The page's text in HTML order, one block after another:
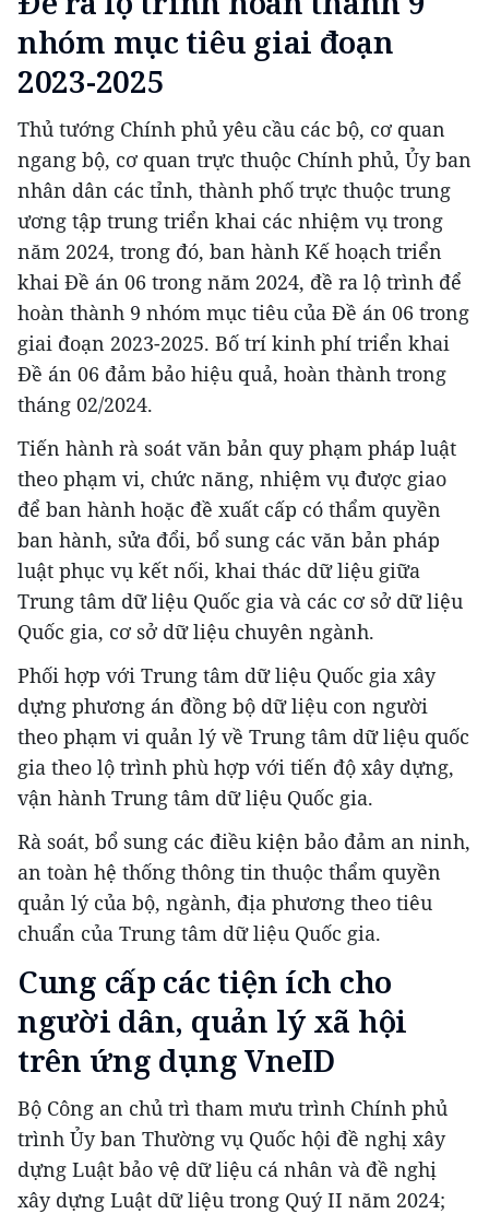
nhóm mục tiêu giai đoạn
2023-2025
Thủ tướng Chính phủ yêu cầu các bộ, cơ quan
ngang bộ, cơ quan trực thuộc Chính phủ, Ủy ban
nhân dân các tỉnh, thành phố trực thuộc trung
ương tập trung triển khai các nhiệm vụ trong
năm 2024, trong đó, ban hành Kế hoạch triển
khai Đề án 06 trong năm 2024, đề ra lộ trình để
hoàn thành 9 nhóm mục tiêu của Đề án 06 trong
giai đoạn 2023-2025. Bố trí kinh phí triển khai
Đề án 06 đảm bảo hiệu quả, hoàn thành trong
tháng 02/2024.
Tiến hành rà soát văn bản quy phạm pháp luật
theo phạm vi, chức năng, nhiệm vụ được giao
để ban hành hoặc đề xuất cấp có thẩm quyền
ban hành, sửa đổi, bổ sung các văn bản pháp
luật phục vụ kết nối, khai thác dữ liệu giữa
Trung tâm dữ liệu Quốc gia và các cơ sở dữ liệu
Quốc gia, cơ sở dữ liệu chuyên ngành.
Phối hợp với Trung tâm dữ liệu Quốc gia xây
dựng phương án đồng bộ dữ liệu con người
theo phạm vi quản lý về Trung tâm dữ liệu quốc
gia theo lộ trình phù hợp với tiến độ xây dựng,
vận hành Trung tâm dữ liệu Quốc gia.
Rà soát, bổ sung các điều kiện bảo đảm an ninh,
an toàn hệ thống thông tin thuộc thẩm quyền
quản lý của bộ, ngành, địa phương theo tiêu
chuẩn của Trung tâm dữ liệu Quốc gia.
Cung cấp các tiện ích cho
người dân, quản lý xã hội
trên ứng dụng VneID
Bộ Công an chủ trì tham mưu trình Chính phủ
trình Ủy ban Thường vụ Quốc hội đề nghị xây
dựng Luật bảo vệ dữ liệu cá nhân và đề nghị
xây dựng Luật dữ liệu trong Quý II năm 2024;